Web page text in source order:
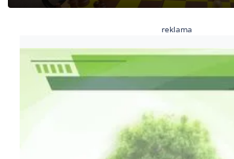
reklama